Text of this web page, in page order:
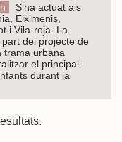
S’ha actuat als
Eiximenis,
i Vila-roja. La
del projecte de
trama urbana
el principal
durant la